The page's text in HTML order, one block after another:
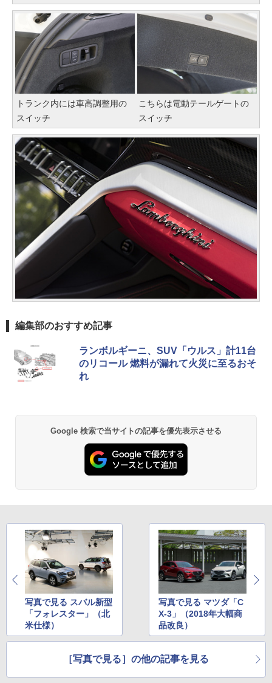
トランク内には車高調整用の
スイッチ
こちらは電動テールゲートの
スイッチ
編集部のおすすめ記事
ランボルギーニ、SUV「ウルス」計11台
のリコール 燃料が漏れて火災に至るおそ
れ
Google 検索で当サイトの記事を優先表示させる
写真で見る スバル新型
「フォレスター」（北
米仕様）
写真で見る マツダ「C
X-3」（2018年大幅商
品改良）
［写真で見る］の他の記事を見る